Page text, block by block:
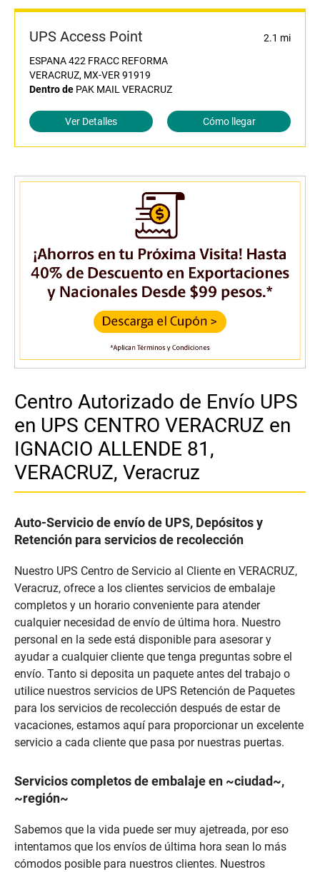
UPS Access Point
2.1 mi
ESPANA 422 FRACC REFORMA
VERACRUZ, MX-VER 91919
Dentro de PAK MAIL VERACRUZ
Ver Detalles Cómo llegar
Centro Autorizado de Envío UPS
en UPS CENTRO VERACRUZ en
IGNACIO ALLENDE 81,
VERACRUZ, Veracruz
Auto-Servicio de envío de UPS, Depósitos y
Retención para servicios de recolección
Nuestro UPS Centro de Servicio al Cliente en VERACRUZ,
Veracruz, ofrece a los clientes servicios de embalaje
completos y un horario conveniente para atender
cualquier necesidad de envío de última hora. Nuestro
personal en la sede está disponible para asesorar y
ayudar a cualquier cliente que tenga preguntas sobre el
envío. Tanto si deposita un paquete antes del trabajo o
utilice nuestros servicios de UPS Retención de Paquetes
para los servicios de recolección después de estar de
vacaciones, estamos aquí para proporcionar un excelente
servicio a cada cliente que pasa por nuestras puertas.
Servicios completos de embalaje en ~ciudad~,
~región~
Sabemos que la vida puede ser muy ajetreada, por eso
intentamos que los envíos de última hora sean lo más
cómodos posible para nuestros clientes. Nuestros